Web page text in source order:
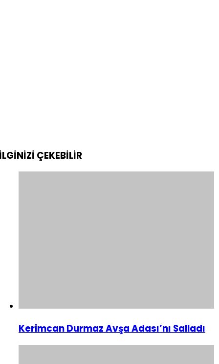
ÇEKEBİLİR
Kerimcan Durmaz Avşa Adası’nı Salladı